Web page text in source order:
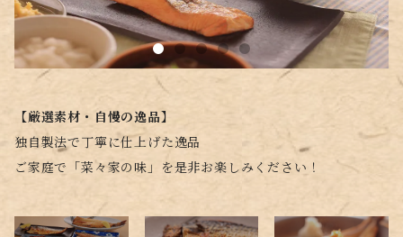
【厳選素材・自慢の逸品】
独自製法で丁寧に仕上げた逸品
ご家庭で「菜々家の味」を是非お楽しみください！